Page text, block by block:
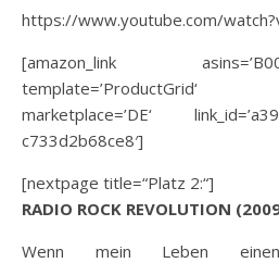
https://www.youtube.com/
[amazon_link
template=’ProductGrid‘
marketplace=’DE‘
c733d2b68ce8′]
[nextpage title=“Platz 2:“]
RADIO ROCK REVOLUTION
Wenn mein Leben einen